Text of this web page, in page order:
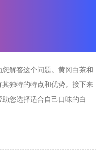
解答这个问题。黄冈白茶和
独特的特点和优势。接下来
您选择适合自己口味的白